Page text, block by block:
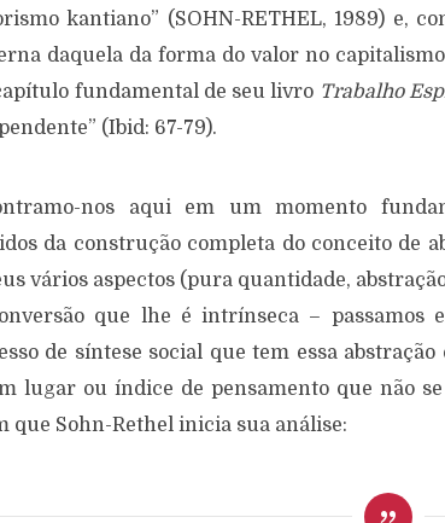
kantiano” (SOHN-RETHEL, 1989) e,
daquela da forma do valor no
fundamental de seu livro Trabalho
(Ibid: 67-79).
nos aqui em um momento
da construção completa do conceito de
vários aspectos (pura quantidade,
que lhe é intrínseca – passamos
de síntese social que tem essa
lugar ou índice de pensamento que não
que Sohn-Rethel inicia sua análise: